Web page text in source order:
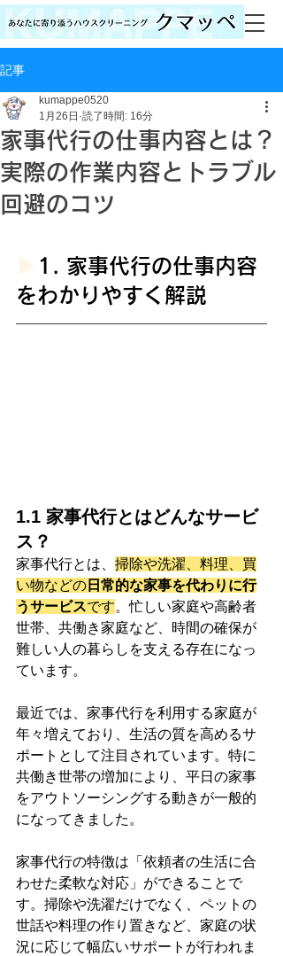
記事
家事代行の仕事内容とは？
実際の作業内容とトラブル
回避のコツ
kumappe0520
1月26日 読了時間: 16分
▶︎ 1. 家事代行の仕事内容
をわかりやすく解説
1.1 家事代行とはどんなサービ
ス？
家事代行とは、 掃除や洗濯、料理、買
い物などの 日常的な家事を代わりに行
うサービスです。忙しい家庭や高齢者
世帯、共働き家庭など、時間の確保が
難しい人の暮らしを支える存在になっ
ています。
最近では、家事代行を利用する家庭が
年々増えており、生活の質を高めるサ
ポートとして注目されています。特に
共働き世帯の増加により、平日の家事
をアウトソーシングする動きが一般的
になってきました。
家事代行の特徴は「依頼者の生活に合
わせた柔軟な対応」ができることで
す。掃除や洗濯だけでなく、ペットの
世話や料理の作り置きなど、家庭の状
況に応じて幅広いサポートが行われま